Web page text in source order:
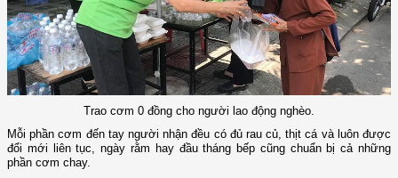
Trao cơm 0 đồng cho người lao động nghèo.
Mỗi phần cơm đến tay người nhận đều có đủ rau củ, thịt cá và luôn được
đổi mới liên tục, ngày rằm hay đầu tháng bếp cũng chuẩn bị cả những
phần cơm chay.